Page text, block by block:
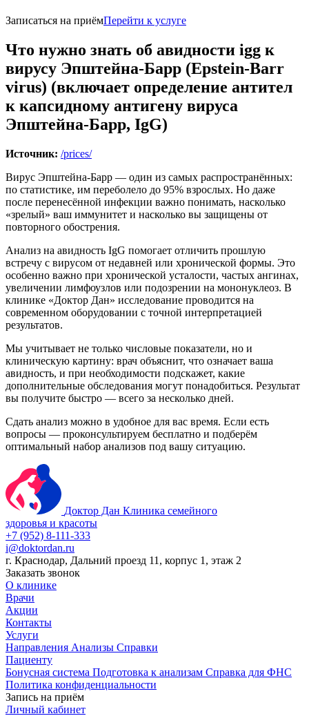
Записаться на приёмПерейти к услуге
Что нужно знать об авидности igg к
вирусу Эпштейна-Барр (Epstein-Barr
virus) (включает определение антител
к капсидному антигену вируса
Эпштейна-Барр, IgG)
Источник: /prices/
Вирус Эпштейна-Барр — один из самых распространённых:
по статистике, им переболело до 95% взрослых. Но даже
после перенесённой инфекции важно понимать, насколько
«зрелый» ваш иммунитет и насколько вы защищены от
повторного обострения.
Анализ на авидность IgG помогает отличить прошлую
встречу с вирусом от недавней или хронической формы. Это
особенно важно при хронической усталости, частых ангинах,
увеличении лимфоузлов или подозрении на мононуклеоз. В
клинике «Доктор Дан» исследование проводится на
современном оборудовании с точной интерпретацией
результатов.
Мы учитывает не только числовые показатели, но и
клиническую картину: врач объяснит, что означает ваша
авидность, и при необходимости подскажет, какие
дополнительные обследования могут понадобиться. Результат
вы получите быстро — всего за несколько дней.
Сдать анализ можно в удобное для вас время. Если есть
вопросы — проконсультируем бесплатно и подберём
оптимальный набор анализов под вашу ситуацию.
Доктор Дан Клиника семейного
здоровья и красоты
+7 (952) 8-111-333
i@doktordan.ru
г. Краснодар, Дальний проезд 11, корпус 1, этаж 2
Заказать звонок
О клинике
Врачи
Акции
Контакты
Услуги
Направления Анализы Справки
Пациенту
Бонусная система Подготовка к анализам Справка для ФНС
Политика конфиденциальности
Запись на приём
Личный кабинет